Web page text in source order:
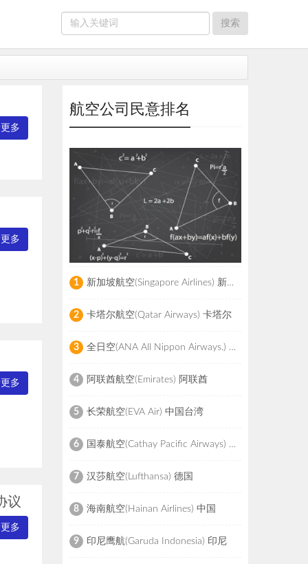
多
多
多
议
多
航空公司民意排名
1 新加坡航空(Singapore Airlines) 新加坡
2 卡塔尔航空(Qatar Airways) 卡塔尔
3 全日空(ANA All Nippon Airways.) 日本
4 阿联酋航空(Emirates) 阿联酋
5 长荣航空(EVA Air) 中国台湾
6 国泰航空(Cathay Pacific Airways) 中国香港
7 汉莎航空(Lufthansa) 德国
8 海南航空(Hainan Airlines) 中国
9 印尼鹰航(Garuda Indonesia) 印尼